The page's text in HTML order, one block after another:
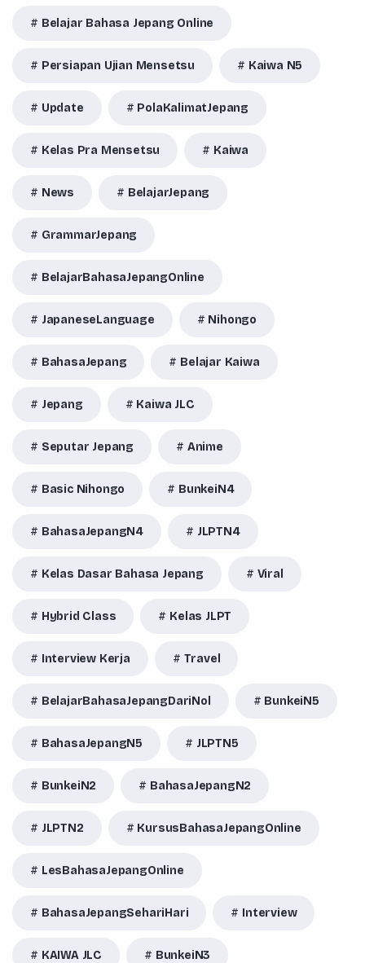
Belajar Bahasa Jepang Online
Persiapan Ujian Mensetsu Kaiwa N5
Update PolaKalimatJepang
Kelas Pra Mensetsu Kaiwa
News BelajarJepang
GrammarJepang
BelajarBahasaJepangOnline
JapaneseLanguage Nihongo
BahasaJepang Belajar Kaiwa
Jepang Kaiwa JLC
Seputar Jepang Anime
Basic Nihongo BunkeiN4
BahasaJepangN4 JLPTN4
Kelas Dasar Bahasa Jepang Viral
Hybrid Class Kelas JLPT
Interview Kerja Travel
BelajarBahasaJepangDariNol BunkeiN5
BahasaJepangN5 JLPTN5
BunkeiN2 BahasaJepangN2
JLPTN2 KursusBahasaJepangOnline
LesBahasaJepangOnline
BahasaJepangSehariHari Interview
KAIWA JLC BunkeiN3